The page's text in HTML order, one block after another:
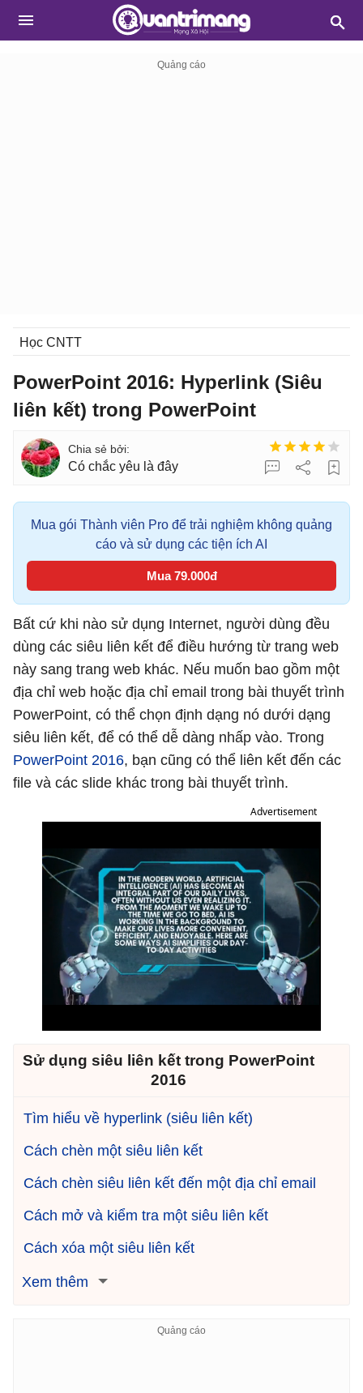
Học CNTT
PowerPoint 2016: Hyperlink (Siêu
liên kết) trong PowerPoint
Có chắc yêu là đây
Mua gói Thành viên Pro để trải nghiệm không quảng
cáo và sử dụng các tiện ích AI
Mua 79.000đ
Bất cứ khi nào sử dụng Internet, người dùng đều
dùng các siêu liên kết để điều hướng từ trang web
này sang trang web khác. Nếu muốn bao gồm một
địa chỉ web hoặc địa chỉ email trong bài thuyết trình
PowerPoint, có thể chọn định dạng nó dưới dạng
siêu liên kết, để có thể dễ dàng nhấp vào. Trong
PowerPoint 2016, bạn cũng có thể liên kết đến các
file và các slide khác trong bài thuyết trình.
Advertisement
Sử dụng siêu liên kết trong PowerPoint
2016
Tìm hiểu về hyperlink (siêu liên kết)
Cách chèn một siêu liên kết
Cách chèn siêu liên kết đến một địa chỉ email
Cách mở và kiểm tra một siêu liên kết
Cách xóa một siêu liên kết
Xem thêm